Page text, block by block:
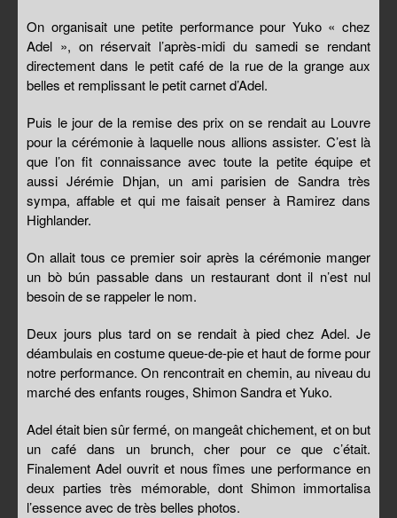
On organisait une petite performance pour Yuko « chez
Adel », on réservait l’après-midi du samedi se rendant
directement dans le petit café de la rue de la grange aux
belles et remplissant le petit carnet d’Adel.
Puis le jour de la remise des prix on se rendait au Louvre
pour la cérémonie à laquelle nous allions assister. C’est là
que l’on fit connaissance avec toute la petite équipe et
aussi Jérémie Dhjan, un ami parisien de Sandra très
sympa, affable et qui me faisait penser à Ramirez dans
Highlander.
On allait tous ce premier soir après la cérémonie manger
un bò bún passable dans un restaurant dont il n’est nul
besoin de se rappeler le nom.
Deux jours plus tard on se rendait à pied chez Adel. Je
déambulais en costume queue-de-pie et haut de forme pour
notre performance. On rencontrait en chemin, au niveau du
marché des enfants rouges, Shimon Sandra et Yuko.
Adel était bien sûr fermé, on mangeât chichement, et on but
un café dans un brunch, cher pour ce que c’était.
Finalement Adel ouvrit et nous fîmes une performance en
deux parties très mémorable, dont Shimon immortalisa
l’essence avec de très belles photos.